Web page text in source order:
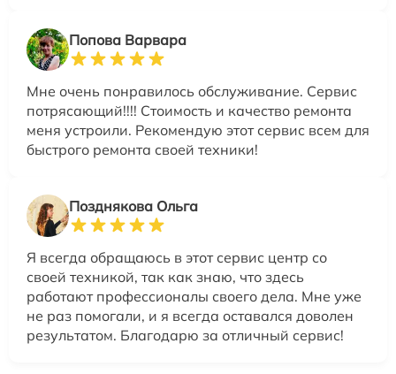
Попова Варвара
Мне очень понравилось обслуживание. Сервис
потрясающий!!!! Стоимость и качество ремонта
меня устроили. Рекомендую этот сервис всем для
быстрого ремонта своей техники!
Позднякова Ольга
Я всегда обращаюсь в этот сервис центр со
своей техникой, так как знаю, что здесь
работают профессионалы своего дела. Мне уже
не раз помогали, и я всегда оставался доволен
результатом. Благодарю за отличный сервис!